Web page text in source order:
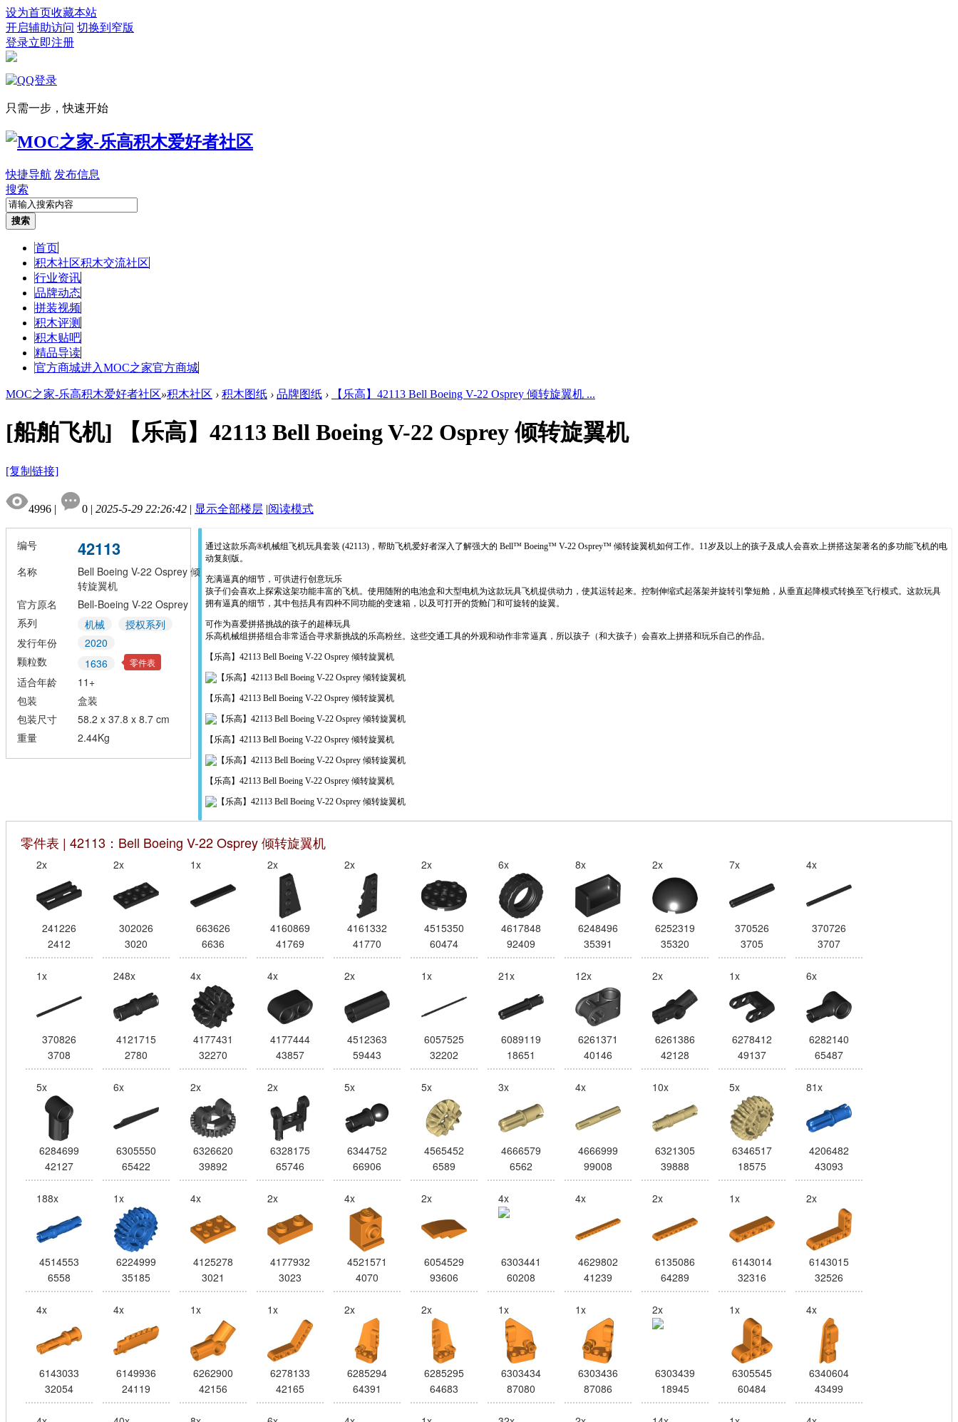
设为首页收藏本站
开启辅助访问 切换到窄版
登录立即注册
只需一步，快速开始
快捷导航 发布信息
搜索
搜索
首页
积木社区积木交流社区
行业资讯
品牌动态
拼装视频
积木评测
积木贴吧
精品导读
官方商城进入MOC之家官方商城
MOC之家-乐高积木爱好者社区»积木社区 › 积木图纸 › 品牌图纸 › 【乐高】42113 Bell Boeing V-22 Osprey 倾转旋翼机 ...
[船舶飞机] 【乐高】42113 Bell Boeing V-22 Osprey 倾转旋翼机
[复制链接]
4996 | 0 | 2025-5-29 22:26:42 | 显示全部楼层 |阅读模式
编号 42113
名称
Bell Boeing V-22 Osprey 倾
转旋翼机
官方原名
Bell-Boeing V-22 Osprey
系列
机械
授权系列
发行年份
2020
颗粒数
1636 零件表
适合年龄
11+
包装
盒装
包装尺寸
58.2 x 37.8 x 8.7 cm
重量
2.44Kg
通过这款乐高®机械组飞机玩具套装 (42113)，帮助飞机爱好者深入了解强大的 Bell™ Boeing™ V-22 Osprey™ 倾转旋翼机如何工作。11岁及以上的孩子及成人会喜欢上拼搭这架著名的多功能飞机的电
动复刻版。
充满逼真的细节，可供进行创意玩乐
孩子们会喜欢上探索这架功能丰富的飞机。使用随附的电池盒和大型电机为这款玩具飞机提供动力，使其运转起来。控制伸缩式起落架并旋转引擎短舱，从垂直起降模式转换至飞行模式。这款玩具
拥有逼真的细节，其中包括具有四种不同功能的变速箱，以及可打开的货舱门和可旋转的旋翼。
可作为喜爱拼搭挑战的孩子的超棒玩具
乐高机械组拼搭组合非常适合寻求新挑战的乐高粉丝。这些交通工具的外观和动作非常逼真，所以孩子（和大孩子）会喜欢上拼搭和玩乐自己的作品。
【乐高】42113 Bell Boeing V-22 Osprey 倾转旋翼机
【乐高】42113 Bell Boeing V-22 Osprey 倾转旋翼机
【乐高】42113 Bell Boeing V-22 Osprey 倾转旋翼机
【乐高】42113 Bell Boeing V-22 Osprey 倾转旋翼机
零件表 | 42113：Bell Boeing V-22 Osprey 倾转旋翼机
2x
241226
2412
2x
302026
3020
1x
663626
6636
2x
4160869
41769
2x
4161332
41770
2x
4515350
60474
6x
4617848
92409
8x
6248496
35391
2x
6252319
35320
7x
370526
3705
4x
370726
3707
1x
370826
3708
248x
4121715
2780
4x
4177431
32270
4x
4177444
43857
2x
4512363
59443
1x
6057525
32202
21x
6089119
18651
12x
6261371
40146
2x
6261386
42128
1x
6278412
49137
6x
6282140
65487
5x
6284699
42127
6x
6305550
65422
2x
6326620
39892
2x
6328175
65746
5x
6344752
66906
5x
4565452
6589
3x
4666579
6562
4x
4666999
99008
10x
6321305
39888
5x
6346517
18575
81x
4206482
43093
188x
4514553
6558
1x
6224999
35185
4x
4125278
3021
2x
4177932
3023
4x
4521571
4070
2x
6054529
93606
4x
6303441
60208
4x
4629802
41239
2x
6135086
64289
1x
6143014
32316
2x
6143015
32526
4x
6143033
32054
4x
6149936
24119
1x
6262900
42156
1x
6278133
42165
2x
6285294
64391
2x
6285295
64683
1x
6303434
87080
1x
6303436
87086
2x
6303439
18945
1x
6305545
60484
4x
6340604
43499